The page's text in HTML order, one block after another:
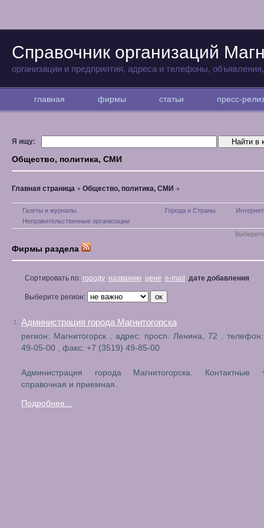
Справочник организаций
организации и предприятия, адреса и телефоны,
главная фирмы статьи пресс-
Я ищу:
Общество, политика, СМИ
Главная страница Общество, политика, СМИ
Газеты и журналы Города и Страны
Неправительственные организации
Фирмы раздела
Сортировать по: городу названию цене e-mail дате добавления
Выберите регион:
1. Администрация города Магнитогорска
регион: Магнитогорск , адрес: просп. Ленина, 72 ,
49-05-00 , факс: +7 (3519) 49-85-00
Администрация города Магнитогорска. Контактные
справочная и приемная.
Подробнее...